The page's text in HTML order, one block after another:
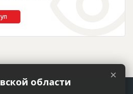
×
области